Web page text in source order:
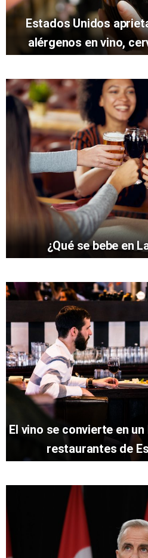
Estados Unidos
alérgenos en vino,
¿Qué se bebe en
El vino se convierte en
restaurantes de